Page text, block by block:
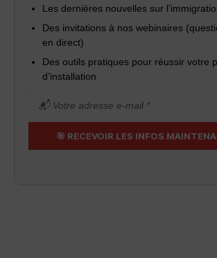
Les dernières nouvelles sur
Des invitations à nos webinaires
en direct)
Des outils pratiques pour réussir votre
d’installation